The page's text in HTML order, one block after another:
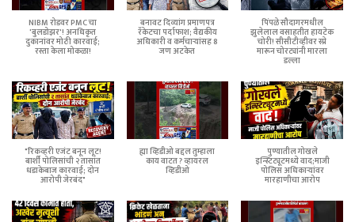
NIBM रोडवर PMC चा
'बुलडोझर'! अनधिकृत
दुकानांवर मोठी कारवाई;
रस्ता केला मोकळा!
बनावट दिव्यांग प्रमाणपत्र
रॅकेटचा पर्दाफाश; वैद्यकीय
अधिकारी व कर्मचाऱ्यांसह 8
जण अटकेत
पिंपळे सौदागरमधील
झुलेलाल वसाहतीत हायटेक
चोरी! सीसीटीव्हीवर स्प्रे
मारून चोरट्यांनी मारला
डल्ला
"रिकव्हरी एजंट बनून लूट!
बार्शी पोलिसांची २ तासांत
धडाकेबाज कारवाई; दोन
आरोपी जेरबंद"
ह्या व्हिडीओ बद्दल तुम्हाला
काय वाटत ? व्हायरल
व्हिडीओ
पुण्यातील गोखले
इन्स्टिट्यूटमध्ये वाद;माजी
पोलिस अधिकाऱ्यांवर
मारहाणीचा आरोप